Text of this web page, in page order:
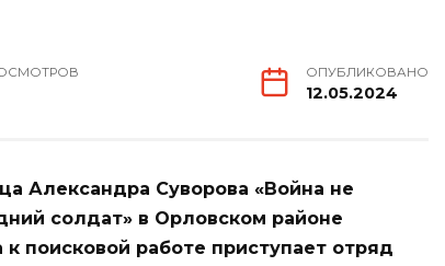
ОПУБЛИКОВАНО
12.05.2024
Александра Суворова «Война не
солдат» в Орловском районе
поисковой работе приступает отряд